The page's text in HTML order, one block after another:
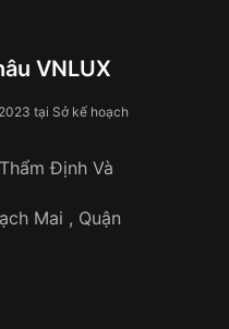
VNLUX
tại Sở kế hoạch
Định Và
Mai , Quận